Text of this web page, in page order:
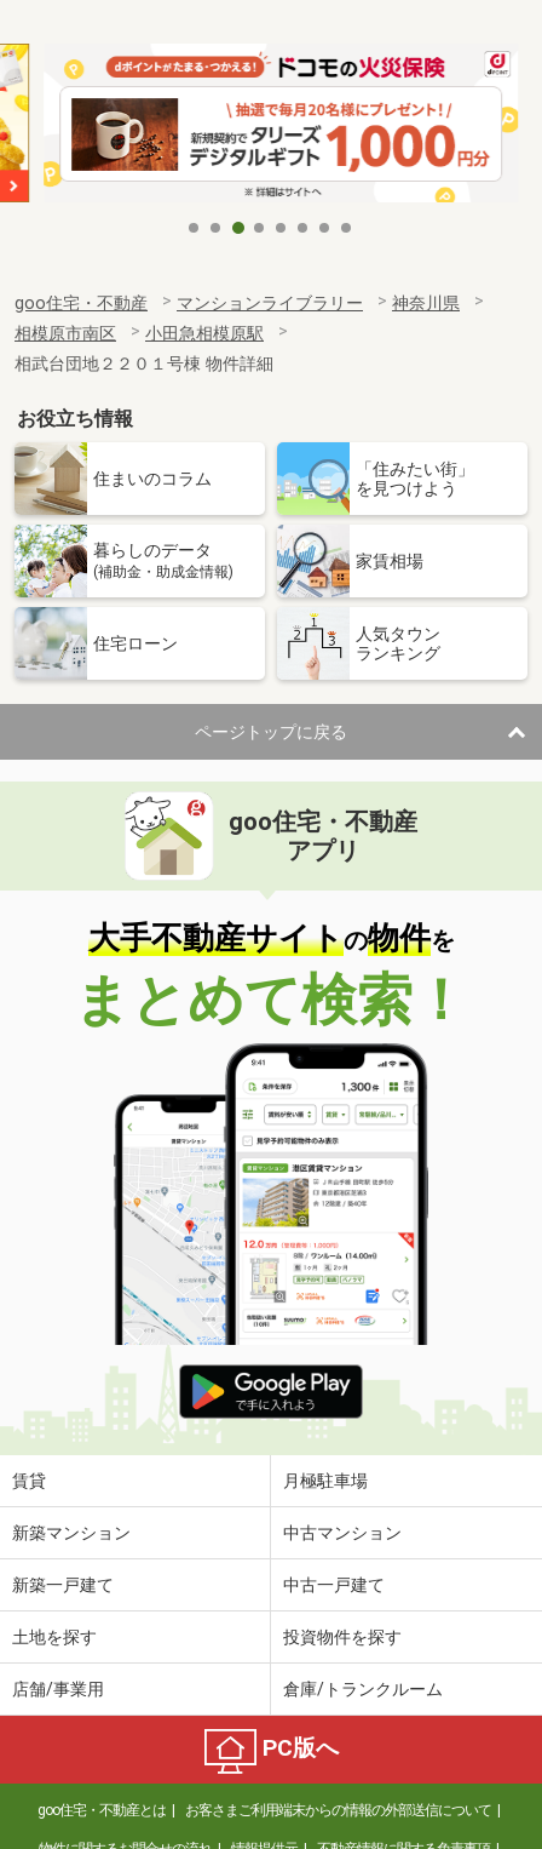
goo住宅・不動産 マンションライブラリー
神奈川県
相模原市南区
小田急相模原駅
相武台団地２２０１号棟 物件詳細
お役立ち情報
住まいのコラム
「住みたい街」
を見つけよう
暮らしのデータ
(補助金・助成金情報)
家賃相場
住宅ローン
人気タウン
ランキング
ページトップに戻る
goo住宅・不動産
アプリ
大手不動産サイトの物件を
まとめて検索！
賃貸 月極駐車場
新築マンション 中古マンション
新築一戸建て 中古一戸建て
土地を探す 投資物件を探す
店舗/事業用 倉庫/トランクルーム
PC版へ
goo住宅・不動産とは お客さまご利用端末からの情報の外部送信について